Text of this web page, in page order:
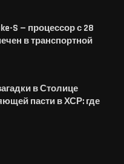
S — процессор с 28
в транспортной
в Столице
пасти в ХСР: где